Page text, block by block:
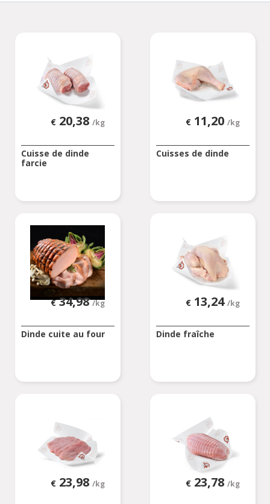
€ 20,38 /kg
Cuisse de dinde
farcie
€ 11,20 /kg
Cuisses de dinde
€34,98 /kg
Dinde cuite au four
€ 13,24 /kg
Dinde fraîche
€ 23,98 /kg € 23,78 /kg